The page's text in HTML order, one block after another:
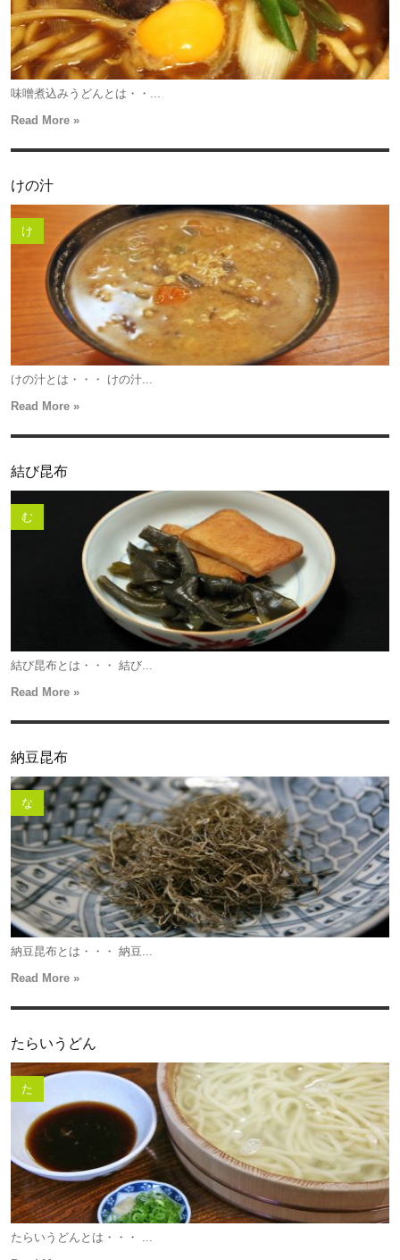
味噌煮込みうどんとは・・...
Read More »
けの汁
け
けの汁とは・・・ けの汁...
Read More »
結び昆布
む
結び昆布とは・・・ 結び...
Read More »
納豆昆布
な
納豆昆布とは・・・ 納豆...
Read More »
たらいうどん
た
たらいうどんとは・・・ ...